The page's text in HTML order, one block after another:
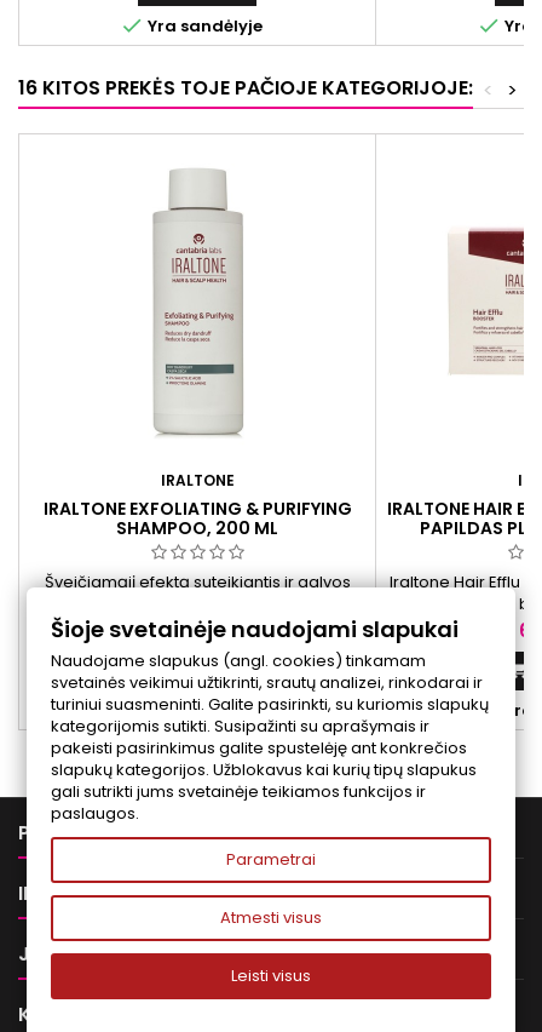
 Yra sandėlyje  Yra
16 KITOS PREKĖS TOJE PAČIOJE KATEGORIJOJE: >
<
IRALTONE
IRALTONE EXFOLIATING & PURIFYING
SHAMPOO, 200 ML
Šveičiamąjį efektą suteikiantis ir galvos
sumažinti sausų pleiskanų atsiradimą ir
pleiskanų atsisluoksniavimą.
Kaina
18,00 €
 Į krepšelį
Yra sandėlyje
IRALTONE HAIR
PAPILDAS
Iraltone Hair Efflu
papildas su
vitaminais bei
kasdienei
cinku ir selenu.
ekstraktais ir
vartojimas – 1
Pina


PREKĖS 
INFORMACIJA 
JŪSŲ PASKYRA 
KONTAKTAI
Šioje svetainėje naudojami slapukai
Naudojame slapukus (angl. cookies) tinkamam
svetainės veikimui užtikrinti, srautų analizei, rinkodarai ir
turiniui suasmeninti. Galite pasirinkti, su kuriomis slapukų
kategorijomis sutikti. Susipažinti su aprašymais ir
pakeisti pasirinkimus galite spustelėję ant konkrečios
slapukų kategorijos. Užblokavus kai kurių tipų slapukus
gali sutrikti jums svetainėje teikiamos funkcijos ir
paslaugos.
Parametrai
Atmesti visus
Leisti visus